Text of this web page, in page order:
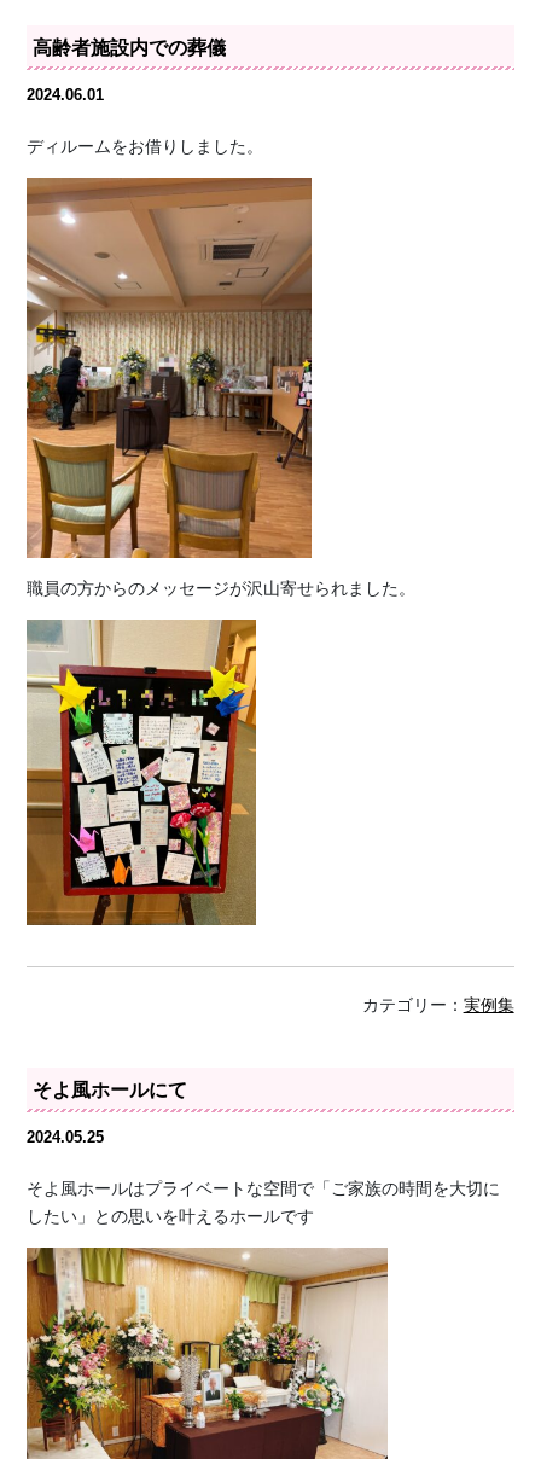
高齢者施設内での葬儀
2024.06.01
ディルームをお借りしました。
職員の方からのメッセージが沢山寄せられました。
カテゴリー： 実例集
そよ風ホールにて
2024.05.25
そよ風ホールはプライベートな空間で「ご家族の時間を大切に
したい」との思いを叶えるホールです